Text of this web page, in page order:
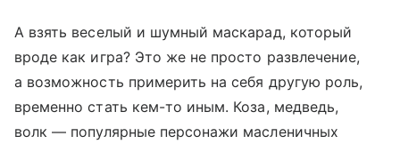
А взять веселый и шумный маскарад, который
вроде как игра? Это же не просто развлечение,
а возможность примерить на себя другую роль,
временно стать кем-то иным. Коза, медведь,
волк — популярные персонажи масленичных